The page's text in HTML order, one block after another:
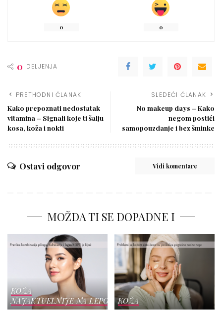
0 0
0 DELJENJA
PRETHODNI ČLANAK
Kako prepoznati nedostatak
vitamina – Signali koje ti šalju
kosa, koža i nokti
SLEDEĆI ČLANAK
No makeup days – Kako
negom postići
samopouzdanje i bez šminke
Ostavi odgovor Vidi komentare
MOŽDA TI SE DOPADNE I
KOŽA
NAJAKTUELNIJE NA LEPOTICIKOŽA